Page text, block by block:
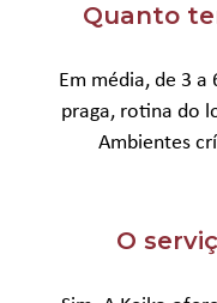
Quanto
Em média, de 3
praga, rotina do
Ambientes
O